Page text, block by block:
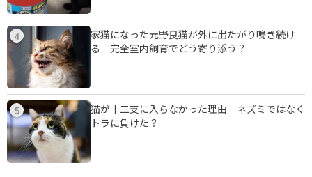
4
家猫になった元野良猫が外に出たがり鳴き続け
る 完全室内飼育でどう寄り添う？
5
猫が十二支に入らなかった理由 ネズミではなく
トラに負けた？